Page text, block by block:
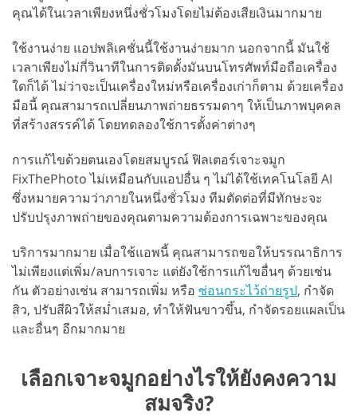
คุณได้ในเวลาเพียงหนึ่งชั่วโมงโดยไม่ต้องเสียเงินมากมาย
ใช้งานง่าย แอปพลิเคชั่นนี้ใช้งานง่ายมาก นอกจากนี้ มันใช้
เวลาเพียงไม่กี่วินาทีในการติดตั้งมันบนโทรศัพท์มือถือเครื่อง
ใดก็ได้ ไม่ว่าจะเป็นเครื่องใหม่หรือเครื่องเก่าก็ตาม ด้วยเครื่อง
มือนี้ คุณสามารถเปลี่ยนภาพถ่ายธรรมดาๆ ให้เป็นภาพบุคคล
ที่สร้างสรรค์ได้ โดยทดลองใช้การตั้งค่าต่างๆ
การแก้ไขด้วยตนเองโดยสมบูรณ์ ฟิลเตอร์เจาะจมูก
FixThePhoto ไม่เหมือนกับแอปอื่น ๆ ไม่ได้ใช้เทคโนโลยี AI
ซึ่งหมายความว่าภายในหนึ่งชั่วโมง ทีมตัดต่อที่มีทักษะจะ
ปรับปรุงภาพถ่ายของคุณตามความต้องการเฉพาะของคุณ
บริการมากมาย เมื่อใช้แอพนี้ คุณสามารถขอให้บรรณาธิการ
ไม่เพียงแต่เพิ่ม/ลบการเจาะ แต่ยังใช้การแก้ไขอื่นๆ ด้วยเช่น
กัน ตัวอย่างเช่น สามารถเพิ่ม หรือ ซ่อนกระไว้ถ่ายรูป, กำจัด
สิว, ปรับสีผิวให้สม่ำเสมอ, ทำให้ฟันขาวขึ้น, กำจัดรอยแผลเป็น
และอื่นๆ อีกมากมาย
เลือกเจาะจมูกอย่างไรให้ยังคงความ
สมจริง?